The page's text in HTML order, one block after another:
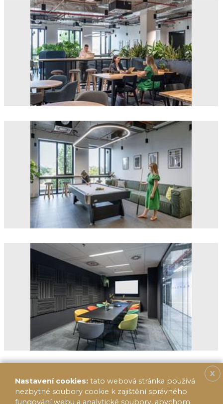
X
Nastavení cookies: tato webová stránka používá
nezbytné soubory cookie k zajištění správného
fungování webu a analytické soubory, abychom